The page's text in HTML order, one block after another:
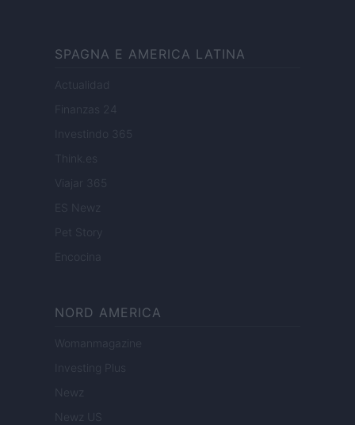
SPAGNA E AMERICA LATINA
Actualidad
Finanzas 24
Investindo 365
Think.es
Viajar 365
ES Newz
Pet Story
Encocina
NORD AMERICA
Womanmagazine
Investing Plus
Newz
Newz US